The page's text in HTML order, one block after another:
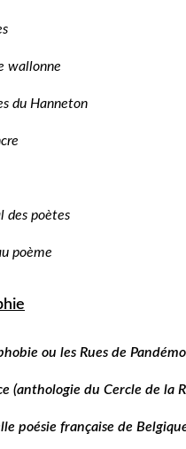
wallonne
du Hanneton
des poètes
poème
ou les Rues de
(anthologie du Cercle de la
poésie française de